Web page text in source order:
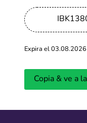
¿Cuándo será la
Actualizado: 01.04.2026
Expira el 03.08.2026
Copia & ve a